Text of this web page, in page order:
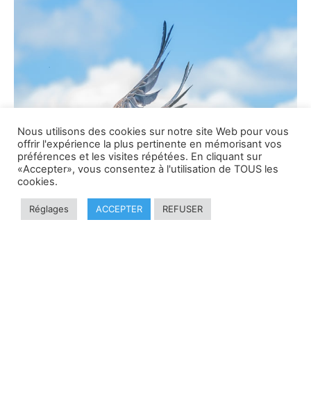
Nous utilisons des cookies sur notre site Web pour vous
offrir l'expérience la plus pertinente en mémorisant vos
préférences et les visites répétées. En cliquant sur
«Accepter», vous consentez à l'utilisation de TOUS les
cookies.
Réglages ACCEPTER REFUSER